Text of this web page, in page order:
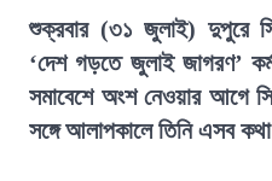
শুক্রবার (৩১ জুলাই) দুপুরে
‘দেশ গড়তে জুলাই জাগরণ’
সমাবেশে অংশ নেওয়ার আগে
সঙ্গে আলাপকালে তিনি এসব